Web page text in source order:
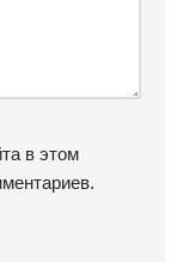
в этом